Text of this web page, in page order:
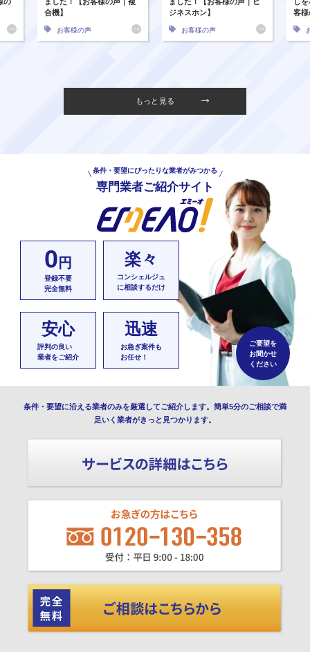
合機】
お客様の声
ジネスホン】
お客様の声
客
もっと見る
条件・要望にぴったりな業者がみつかる
専門業者ご紹介サイト
0 円
登録不要
完全無料
楽々
コンシェルジュ
に相談するだけ
安心
評判の良い
業者をご紹介
迅速
お急ぎ案件も
お任せ！
ご要望を
お聞かせ
ください
条件・要望に沿える業者のみを厳選してご紹介します。簡単5分のご相談で満
足いく業者がきっと見つかります。